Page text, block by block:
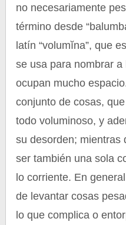
no necesariamente
término desde
latín “volumĭna”, que
se usa para nombrar
ocupan mucho
conjunto de cosas,
todo voluminoso, y
su desorden; mientras
ser también una sola
lo corriente. En
de levantar cosas
lo que complica o